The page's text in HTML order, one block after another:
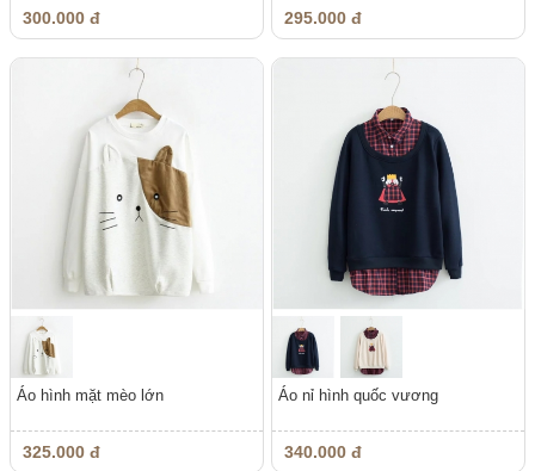
300.000 đ 295.000 đ
Áo hình mặt mèo lớn
325.000 đ
Áo nỉ hình quốc vương
340.000 đ